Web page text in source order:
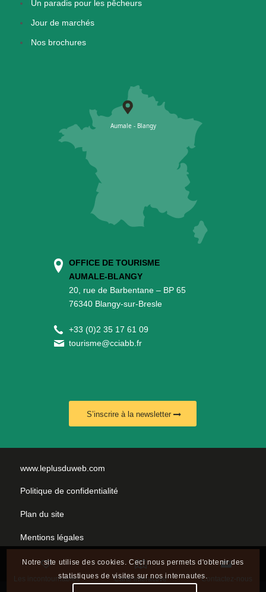
Les incontournables Carte interactive Contactez-nous
Un paradis pour les pêcheurs
Jour de marchés
Nos brochures
OFFICE DE TOURISME
AUMALE-BLANGY
20, rue de Barbentane – BP 65
76340 Blangy-sur-Bresle
+33 (0)2 35 17 61 09
tourisme@cciabb.fr
S’inscrire à la newsletter
www.leplusduweb.com
Politique de confidentialité
Plan du site
Mentions légales
Nous contacter
Notre site utilise des cookies. Ceci nous permets d'obtenir des
statistiques de visites sur nos internautes.